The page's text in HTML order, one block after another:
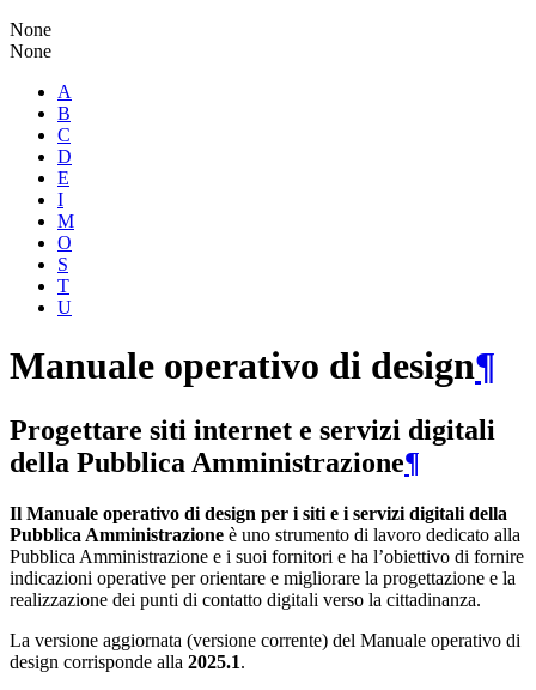
None
None
A
B
C
D
E
I
M
O
S
T
U
Manuale operativo di design¶
Progettare siti internet e servizi digitali
della Pubblica Amministrazione¶
Il Manuale operativo di design per i siti e i servizi digitali della
Pubblica Amministrazione è uno strumento di lavoro dedicato alla
Pubblica Amministrazione e i suoi fornitori e ha l’obiettivo di fornire
indicazioni operative per orientare e migliorare la progettazione e la
realizzazione dei punti di contatto digitali verso la cittadinanza.
La versione aggiornata (versione corrente) del Manuale operativo di
design corrisponde alla 2025.1.